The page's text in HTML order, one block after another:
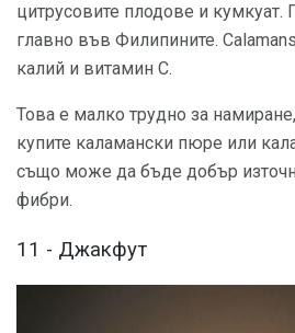
цитрусовите плодове и
главно във Филипините.
калий и витамин С.
Това е малко трудно за
купите каламански пюре или
също може да бъде добър
фибри.
11 - Джакфут